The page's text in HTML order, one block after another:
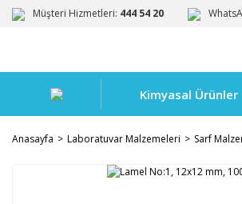
Müşteri Hizmetleri: 444 54 20
Kimyasal Ürünler
Anasayfa Laboratuvar Malzemeleri Sarf